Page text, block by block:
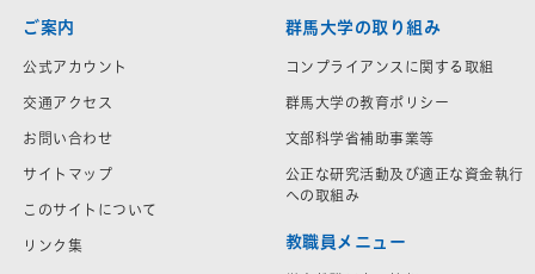
ご案内
公式アカウント
交通アクセス
お問い合わせ
サイトマップ
このサイトについて
リンク集
群馬大学の取り組み
コンプライアンスに関する取組
群馬大学の教育ポリシー
文部科学省補助事業等
公正な研究活動及び適正な資金執行
への取組み
教職員メニュー